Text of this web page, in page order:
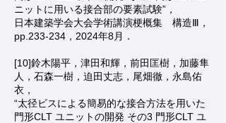
ニットに用いる接合部の要素試験”，
日本建築学会大会学術講演梗概集 構造Ⅲ，
pp.233-234，2024年8月．
[10]鈴木陽平，津田和輝，前田匡樹，加藤隼
人，石森一樹，迫田丈志，尾畑徹，永島佑
衣，
“太径ビスによる簡易的な接合方法を用いた
門形CLT ユニットの開発 その3 門形CLT ユ